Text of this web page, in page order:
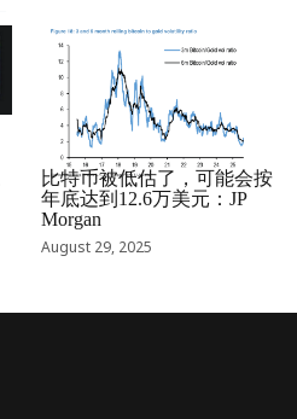
RRCNEWS_ZH
比特币被低估了，可能会按
年底达到12.6万美元：JP
Morgan
August 29, 2025